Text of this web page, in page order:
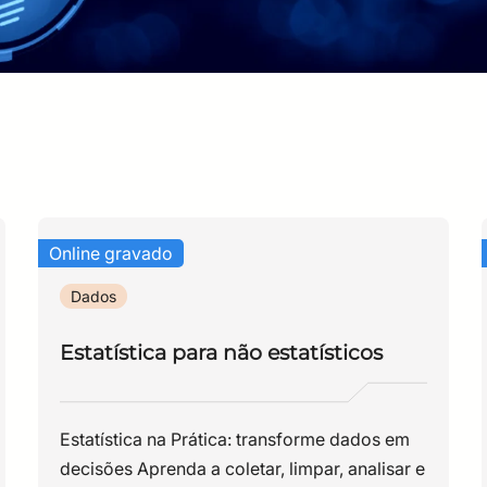
Online gravado
Dados
Estatística para não estatísticos
Estatística na Prática: transforme dados em
decisões Aprenda a coletar, limpar, analisar e